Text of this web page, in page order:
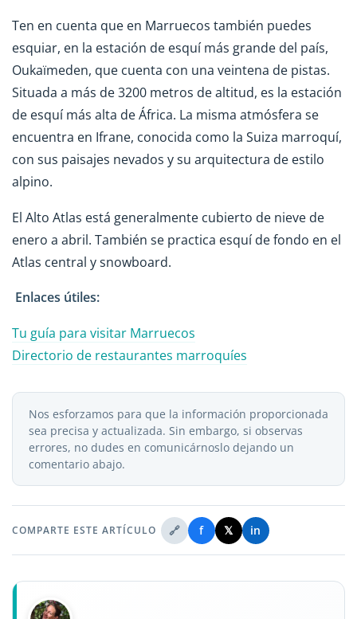
Ten en cuenta que en Marruecos también puedes
esquiar, en la estación de esquí más grande del país,
Oukaïmeden, que cuenta con una veintena de pistas.
Situada a más de 3200 metros de altitud, es la estación
de esquí más alta de África. La misma atmósfera se
encuentra en Ifrane, conocida como la Suiza marroquí,
con sus paisajes nevados y su arquitectura de estilo
alpino.
El Alto Atlas está generalmente cubierto de nieve de
enero a abril. También se practica esquí de fondo en el
Atlas central y snowboard.
Enlaces útiles:
Tu guía para visitar Marruecos
Directorio de restaurantes marroquíes
Nos esforzamos para que la información proporcionada
sea precisa y actualizada. Sin embargo, si observas
errores, no dudes en comunicárnoslo dejando un
comentario abajo.
COMPARTE ESTE ARTÍCULO 🔗 f 𝕏 in